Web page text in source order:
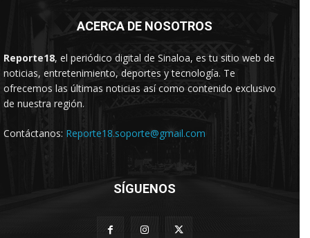
ACERCA DE NOSOTROS
Reporte18, el periódico digital de Sinaloa, es tu sitio web de
noticias, entretenimiento, deportes y tecnología. Te
ofrecemos las últimas noticias así como contenido exclusivo
de nuestra región.
Contáctanos: Reporte18.soporte@gmail.com
SÍGUENOS